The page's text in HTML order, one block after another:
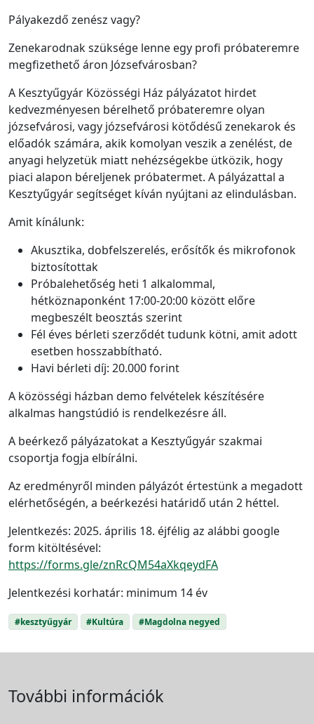
Pályakezdő zenész vagy?
Zenekarodnak szüksége lenne egy profi próbateremre
megfizethető áron Józsefvárosban?
A Kesztyűgyár Közösségi Ház pályázatot hirdet
kedvezményesen bérelhető próbateremre olyan
józsefvárosi, vagy józsefvárosi kötődésű zenekarok és
előadók számára, akik komolyan veszik a zenélést, de
anyagi helyzetük miatt nehézségekbe ütközik, hogy
piaci alapon béreljenek próbatermet. A pályázattal a
Kesztyűgyár segítséget kíván nyújtani az elindulásban.
Amit kínálunk:
Akusztika, dobfelszerelés, erősítők és mikrofonok
biztosítottak
Próbalehetőség heti 1 alkalommal,
hétköznaponként 17:00-20:00 között előre
megbeszélt beosztás szerint
Fél éves bérleti szerződét tudunk kötni, amit adott
esetben hosszabbítható.
Havi bérleti díj: 20.000 forint
A közösségi házban demo felvételek készítésére
alkalmas hangstúdió is rendelkezésre áll.
A beérkező pályázatokat a Kesztyűgyár szakmai
csoportja fogja elbírálni.
Az eredményről minden pályázót értestünk a megadott
elérhetőségén, a beérkezési határidő után 2 héttel.
Jelentkezés: 2025. április 18. éjfélig az alábbi google
form kitöltésével:
https://forms.gle/znRcQM54aXkqeydFA
Jelentkezési korhatár: minimum 14 év
#kesztyűgyár #Kultúra #Magdolna negyed
További információk